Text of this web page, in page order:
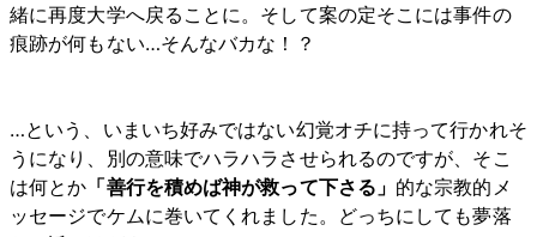
緒に再度大学へ戻ることに。そして案の定そこには事件の
痕跡が何もない…そんなバカな！？
…という、いまいち好みではない幻覚オチに持って行かれそ
うになり、別の意味でハラハラさせられるのですが、そこ
は何とか 「善行を積めば神が救って下さる」 的な宗教的メ
ッセージでケムに巻いてくれました。どっちにしても夢落